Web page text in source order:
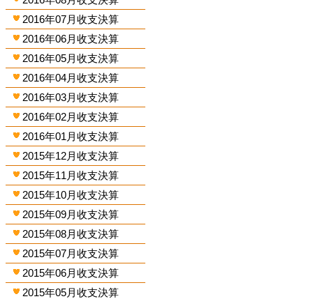
2016年07月收支決算
2016年06月收支決算
2016年05月收支決算
2016年04月收支決算
2016年03月收支決算
2016年02月收支決算
2016年01月收支決算
2015年12月收支決算
2015年11月收支決算
2015年10月收支決算
2015年09月收支決算
2015年08月收支決算
2015年07月收支決算
2015年06月收支決算
2015年05月收支決算